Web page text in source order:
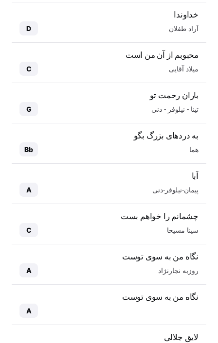
خداوندا
آراد طفلان D
محبوبم از آن من است
میلاد آقایی C
باران رحمت تو
تینا - نیلوفر - دنی G
به دردهای بزرگ بگو
هما Bb
اَبا
پیمان-نیلوفر-دنی A
چشمانم را خواهم بست
سینا مسیحا C
نگاه من به سوی توست
روزبه نجارنژاد A
نگاه من به سوی توست
A
لایق جلالی